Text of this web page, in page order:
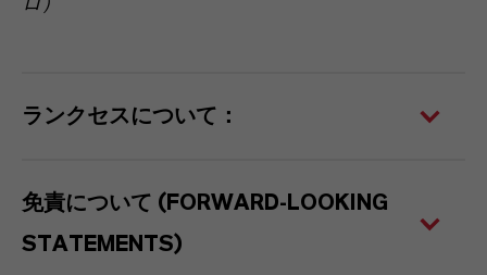
ロ）
ランクセスについて：
免責について (FORWARD-LOOKING
STATEMENTS)